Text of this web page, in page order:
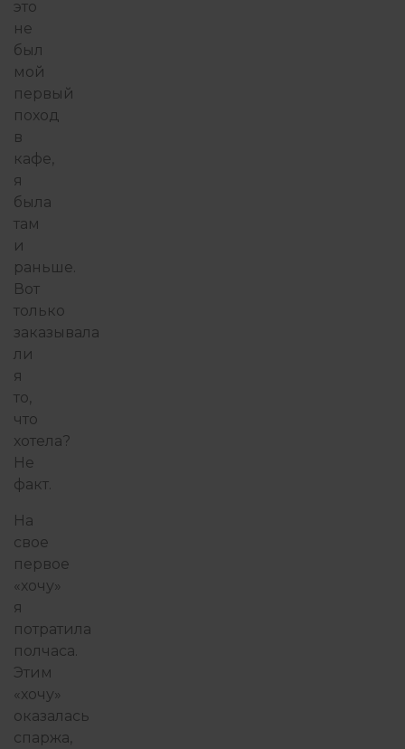
это
не
был
мой
первый
поход
в
кафе,
я
была
там
и
раньше.
Вот
только
заказывала
ли
я
то,
что
хотела?
Не
факт.
На
свое
первое
«хочу»
я
потратила
полчаса.
Этим
«хочу»
оказалась
спаржа,